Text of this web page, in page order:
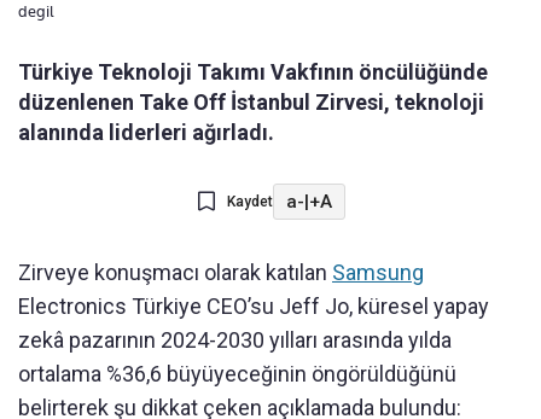
degil
Türkiye Teknoloji Takımı Vakfının öncülüğünde
düzenlenen Take Off İstanbul Zirvesi, teknoloji
alanında liderleri ağırladı.
Kaydet a-|+A
Zirveye konuşmacı olarak katılan Samsung
Electronics Türkiye CEO’su Jeff Jo, küresel yapay
zekâ pazarının 2024-2030 yılları arasında yılda
ortalama %36,6 büyüyeceğinin öngörüldüğünü
belirterek şu dikkat çeken açıklamada bulundu: